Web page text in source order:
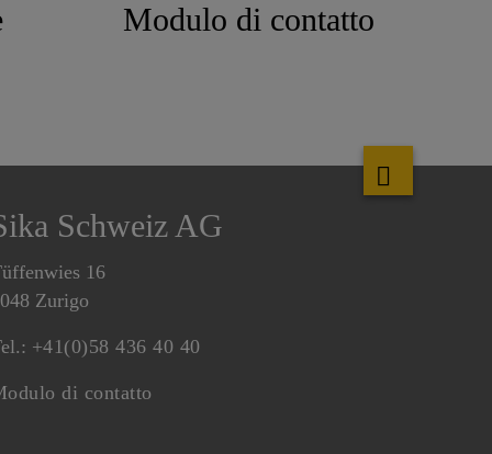
Modulo di contatto
Schweiz AG
16
Zurigo
+41(0)58 436 40 40
di contatto